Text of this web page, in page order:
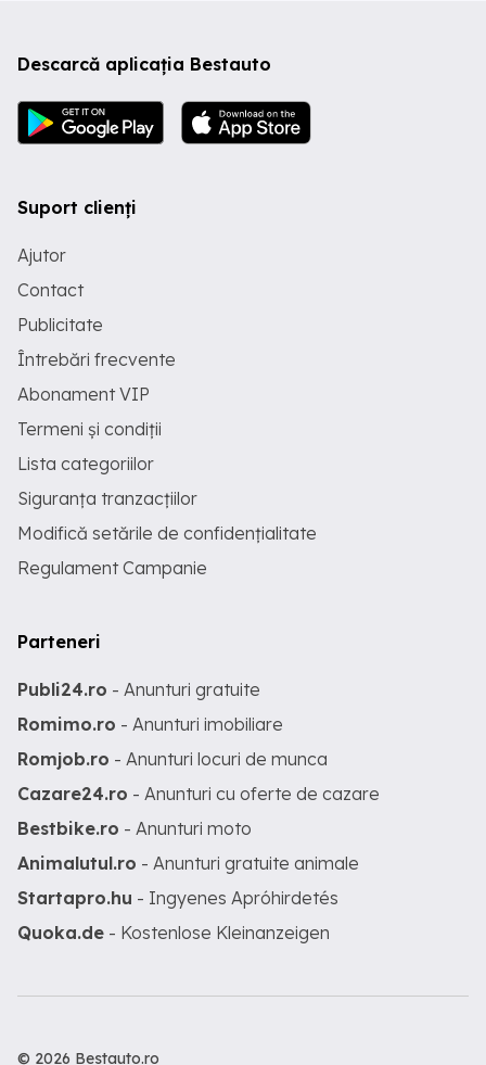
Descarcă aplicația Bestauto
Suport clienți
Ajutor
Contact
Publicitate
Întrebări frecvente
Abonament VIP
Termeni și condiții
Lista categoriilor
Siguranța tranzacțiilor
Modifică setările de confidențialitate
Regulament Campanie
Parteneri
Publi24.ro - Anunturi gratuite
Romimo.ro - Anunturi imobiliare
Romjob.ro - Anunturi locuri de munca
Cazare24.ro - Anunturi cu oferte de cazare
Bestbike.ro - Anunturi moto
Animalutul.ro - Anunturi gratuite animale
Startapro.hu - Ingyenes Apróhirdetés
Quoka.de - Kostenlose Kleinanzeigen
© 2026 Bestauto.ro